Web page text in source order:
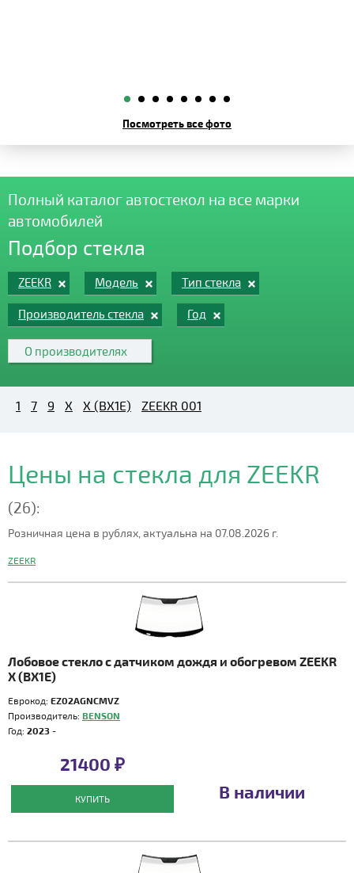
Посмотреть все фото
Полный каталог автостекол на все марки
автомобилей
Подбор стекла
ZEEKR Модель Тип стекла
Производитель стекла Год
О производителях
1 7 9 X X (BX1E) ZEEKR 001
Цены на стекла для ZEEKR
(26):
Розничная цена в рублях, актуальна на 07.08.2026 г.
ZEEKR
Лобовое стекло с датчиком дождя и обогревом ZEEKR
X (BX1E)
Еврокод: EZ02AGNCMVZ
Производитель: BENSON
Год: 2023 -
21400 ₽
КУПИТЬ В наличии